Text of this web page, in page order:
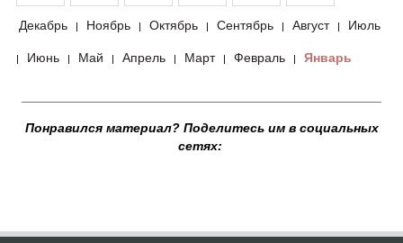
Декабрь | Ноябрь | Октябрь | Сентябрь | Август | Июль
| Июнь | Май | Апрель | Март | Февраль | Январь
Понравился материал? Поделитесь им в социальных
сетях: